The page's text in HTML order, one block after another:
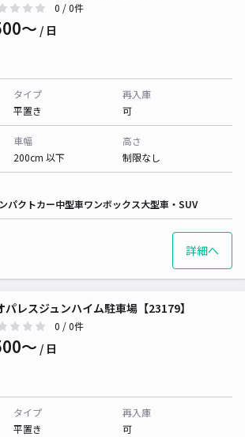
0 / 0件
〜 / 日
タイプ
平置き
再入庫
可
車幅
200cm 以下
高さ
制限なし
パクトカー中型車ワンボックス大型車・SUV
詳細へ
パレスジュンハイム駐車場【23179】
0 / 0件
〜 / 日
タイプ
平置き
再入庫
可